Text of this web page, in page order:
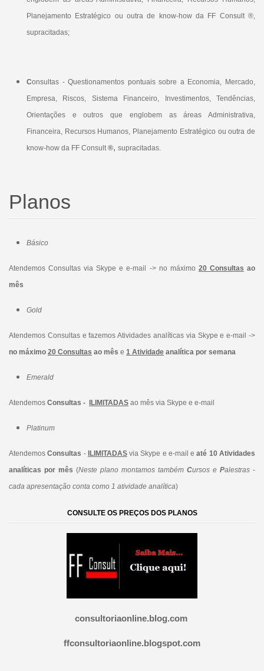
Planejamento Estratégico ou outra de know-how da FF Consult ®,
supracitadas;
Consultas - Questionamentos pontuais sobre a Economia, Mercado,
Empresa, Riscos, Sistema Financeiro, Investimentos, Tendências,
Orientações e outros que englobem as áreas Administrativa,
Financeira, Recursos Humanos, Planejamento Estratégico ou outra de
know-how da FF Consult®, supracitadas.
Planos
Básico
Atendemos Consultas via Skype e e-mail -> no máximo 20 Consultas ao
mês
Gold
Atendemos Consultas e fazemos Atividades analíticas via Skype e e-mail ->
no máximo 20 Consultas ao mês e 1 Atividadeanalítica por semana
Emerald
Atendemos Consultas - ILIMITADASao mês via Skype e e-mail
Platinum
AtendemosConsultas - ILIMITADASvia Skype e e-mail eaté 10 Atividades
analíticas por mês (Neste plano montamos tambémCursos ePalestras -
cada apresentação conta como 1 atividade analítica)
CONSULTE OS PREÇOS DOS PLANOS
consultoriaonline.blog.com
ffconsultoriaonline.blogspot.com